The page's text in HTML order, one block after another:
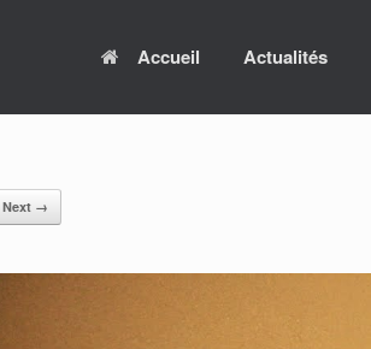
Accueil Actualités
Next →